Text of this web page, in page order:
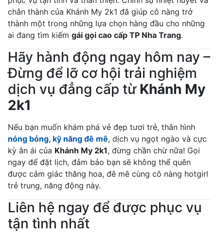
chân thành của Khánh My 2k1 đã giúp cô nàng trở
thành một trong những lựa chọn hàng đầu cho những
ai đang tìm kiếm gái gọi cao cấp TP Nha Trang.
Hãy hành động ngay hôm nay –
Đừng để lỡ cơ hội trải nghiệm
dịch vụ đẳng cấp từ Khánh My
2k1
Nếu bạn muốn khám phá vẻ đẹp tươi trẻ, thân hình
nóng bỏng, kỹ năng đê mê, dịch vụ ngọt ngào và cực
kỳ ân ái của Khánh My 2k1, đừng chần chừ nữa! Gọi
ngay để đặt lịch, đảm bảo bạn sẽ không thể quên
được cảm giác thăng hoa, đê mê cùng cô nàng hotgirl
trẻ trung, năng động này.
Liên hệ ngay để được phục vụ
tận tình nhất